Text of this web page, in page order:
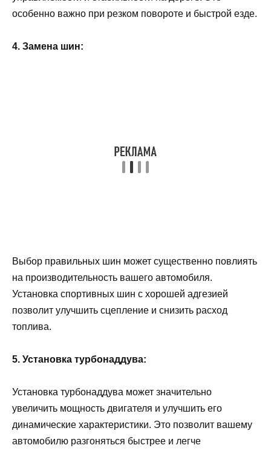
особенно важно при резком повороте и быстрой езде.
4. Замена шин:
Выбор правильных шин может существенно повлиять
на производительность вашего автомобиля.
Установка спортивных шин с хорошей адгезией
позволит улучшить сцепление и снизить расход
топлива.
5. Установка турбонаддува:
Установка турбонаддува может значительно
увеличить мощность двигателя и улучшить его
динамические характеристики. Это позволит вашему
автомобилю разгоняться быстрее и легче